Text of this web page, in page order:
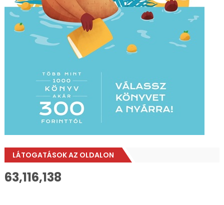
LÁTOGATÁSOK AZ OLDALON
63,116,138